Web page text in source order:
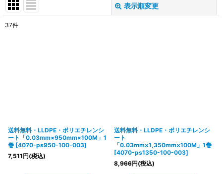
表示順変更
絞り込む
37件
送料無料・LLDPE・ポリエチレンシ
ート「0.03mm×950mm×100M」1
巻 [4070-ps950-100-003]
7,511円(税込)
送料無料・LLDPE・ポリエチレンシ
ート
「0.03mm×1,350mm×100M」1巻
[4070-ps1350-100-003]
8,966円(税込)